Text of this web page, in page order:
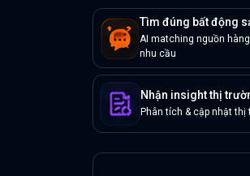
Tìm đúng bất động
AI matching nguồn
nhu cầu
Nhận insight thị
Phân tích & cập nhật thị